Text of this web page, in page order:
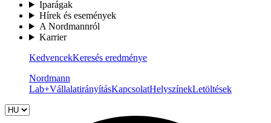
Iparágak
Hírek és események
A Nordmannról
Karrier
KedvencekKeresés eredménye
Nordmann
Lab+VállalatirányításKapcsolatHelyszínekLetöltések